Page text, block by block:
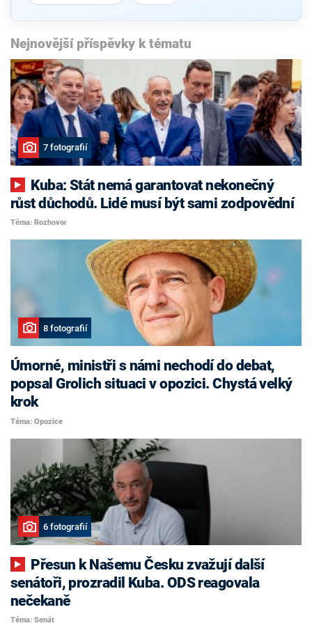
Nejnovější příspěvky k tématu
7 fotografií
růst důchodů. Lidé musí být sami zodpovědní
Téma: Rozhovor
8 fotografií
Úmorné, ministři s námi nechodí do debat,
popsal Grolich situaci v opozici. Chystá velký
krok
Téma: Opozice
6 fotografií
senátoři, prozradil Kuba. ODS reagovala
nečekaně
Téma: Senát